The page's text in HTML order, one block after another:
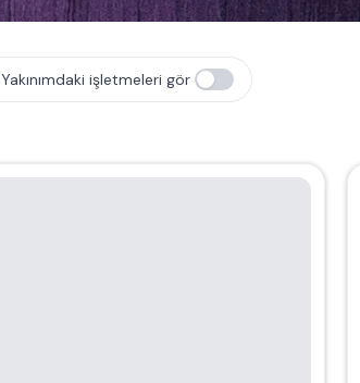
Yakınımdaki işletmeleri gör